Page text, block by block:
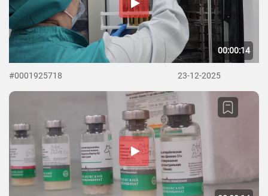
00:00:14
#0001925718 23-12-2025